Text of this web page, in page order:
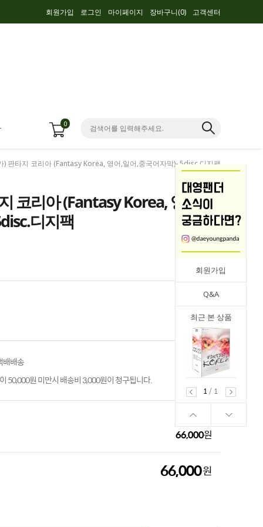
회원가입 로그인 마이페이지 장바구니(0) 고객센터
0
회원가입
Q&A
최근 본 상품
1
/ 1
판타지 코리아 (Fantasy Korea, 영어,일어,중국어자막)- 5disc.디지팩
코리아 (Fantasy Korea, 영
디지팩
배배송
50,000원 미만시 배송비 3,000원이 청구됩니다.
66,000원
66,000원